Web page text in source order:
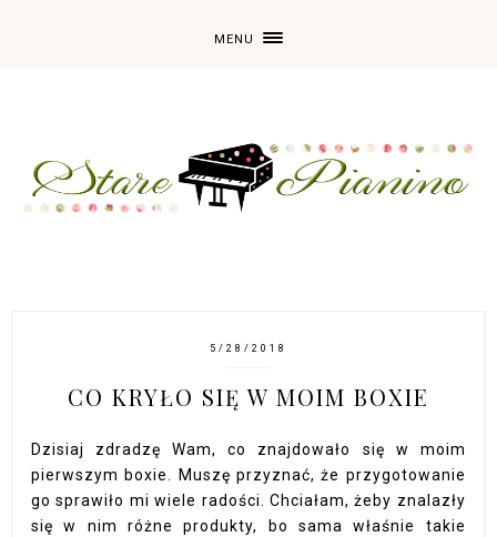
MENU
5/28/2018
CO KRYŁO SIĘ W MOIM BOXIE
Dzisiaj zdradzę Wam, co znajdowało się w moim
pierwszym boxie. Muszę przyznać, że przygotowanie
go sprawiło mi wiele radości. Chciałam, żeby znalazły
się w nim różne produkty, bo sama właśnie takie